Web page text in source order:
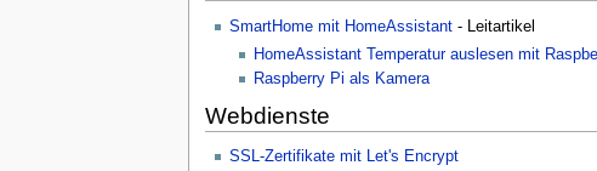
SmartHome mit HomeAssistant- Leitartikel
HomeAssistant Temperatur auslesen mit
Raspberry Pi als Kamera
Webdienste
SSL-Zertifikate mit Let's Encrypt